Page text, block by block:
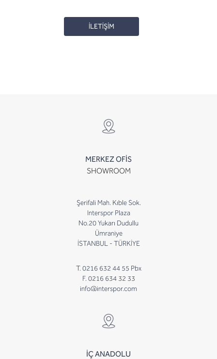
İLETİŞİM
MERKEZ OFİS
SHOWROOM
Şerifali Mah. Kıble Sok.
Interspor Plaza
No.20 Yukarı Dudullu
Ümraniye
İSTANBUL - TÜRKİYE
T. 0216 632 44 55 Pbx
F. 0216 634 32 33
info@interspor.com
İÇ ANADOLU